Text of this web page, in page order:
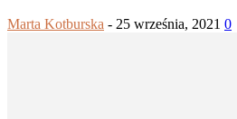
Marta Kotburska - 25 września, 2021 0